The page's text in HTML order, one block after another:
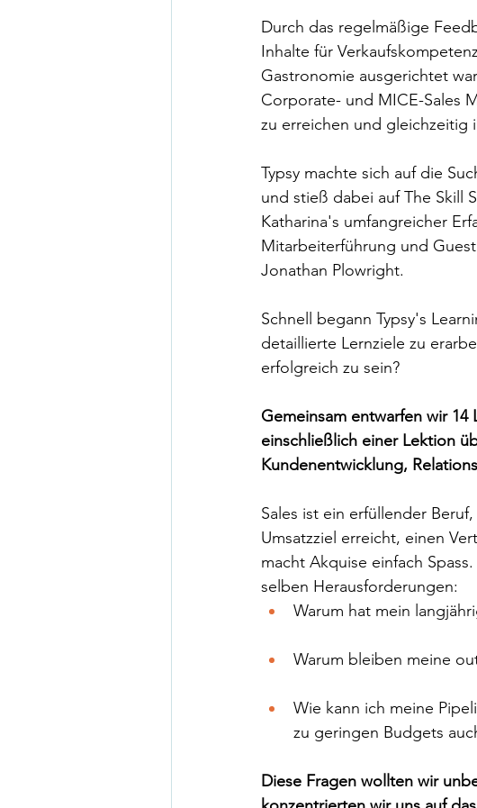
Durch das regelmäßige
Inhalte für
Gastronomie ausgerichtet
Corporate- und MICE-Sales
zu erreichen und gleichzeitig
Typsy machte sich auf die
und stieß dabei auf The Skill
Katharina's umfangreicher
Mitarbeiterführung und
Jonathan Plowright.
Schnell begann Typsy's
detaillierte Lernziele zu
erfolgreich zu sein?
Gemeinsam entwarfen wir
einschließlich einer Lektion
Kundenentwicklung,
Sales ist ein erfüllender
Umsatzziel erreicht, einen
macht Akquise einfach
selben Herausforderungen:
Warum hat mein
Warum bleiben meine
Wie kann ich meine
zu geringen Budgets
Diese Fragen wollten wir